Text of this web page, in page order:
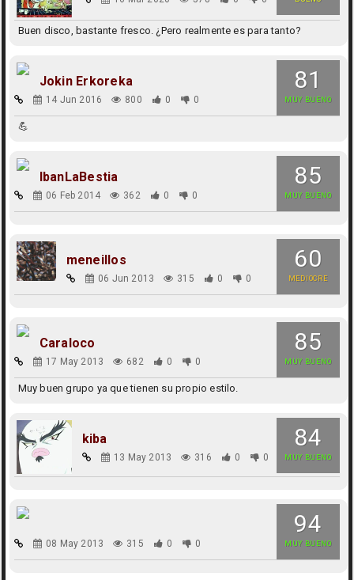
Buen disco, bastante fresco. ¿Pero realmente es para tanto?
81
MUY BUENO
Jokin Erkoreka
14 Jun 2016 800 0 0
💪
85
MUY BUENO
IbanLaBestia
06 Feb 2014 362 0 0
60
MEDIOCRE
meneillos
06 Jun 2013 315 0 0
85
MUY BUENO
Caraloco
17 May 2013 682 0 0
Muy buen grupo ya que tienen su propio estilo.
84
MUY BUENO
kiba
13 May 2013 316 0 0
94
MUY BUENO
08 May 2013 315 0 0